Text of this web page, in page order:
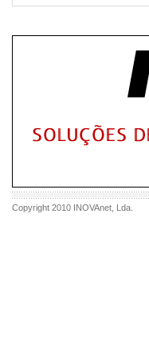
Copyright 2010 INOVAnet , Lda.